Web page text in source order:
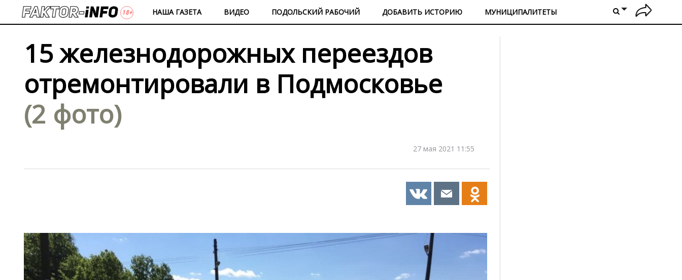
НАША ГАЗЕТА ВИДЕО ПОДОЛЬСКИЙ РАБОЧИЙ ДОБАВИТЬ ИСТОРИЮ МУНИЦИПАЛИТЕТЫ
15 железнодорожных переездов
отремонтировали в Подмосковье
(2 фото)
27 мая 2021 11:55